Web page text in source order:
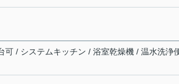
/ システムキッチン / 浴室乾燥機 / 温水洗浄